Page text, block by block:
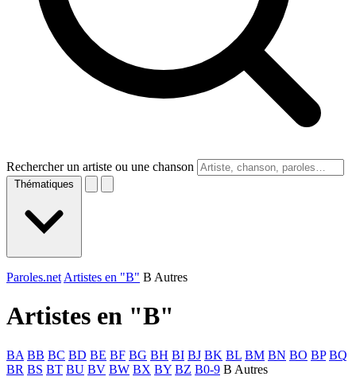
Rechercher un artiste ou une chanson
Thématiques
Paroles.net Artistes en "B" B Autres
Artistes en "B"
BA BB BC BD BE BF BG BH BI BJ BK BL BM BN BO BP BQ
BR BS BT BU BV BW BX BY BZ B0-9 B Autres